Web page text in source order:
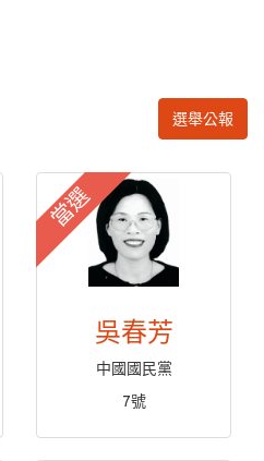
選舉公報
當選
吳春芳
中國國民黨
7號